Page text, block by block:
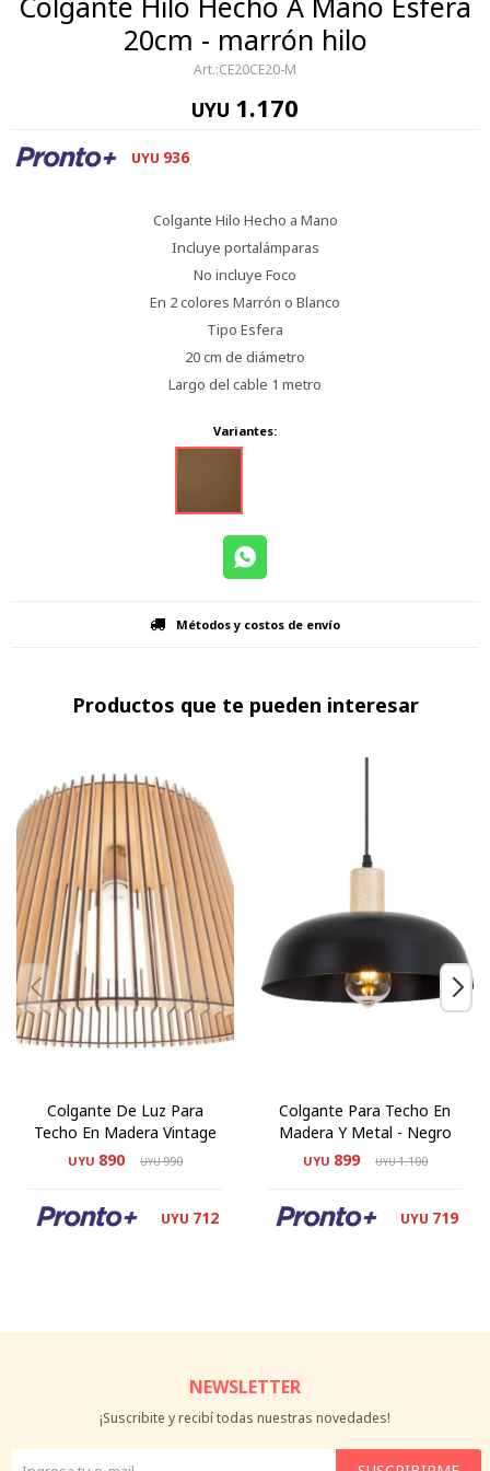
20cm - marrón hilo
CE20CE20-M
UYU 1.170
UYU 936
Colgante Hilo Hecho a Mano
Incluye portalámparas
No incluye Foco
En 2 colores Marrón o Blanco
Tipo Esfera
20 cm de diámetro
Largo del cable 1 metro
Variantes:
Métodos y costos de envío
Productos que te pueden interesar
Colgante De Luz Para
Techo En Madera Vintage
UYU 890 UYU990
UYU 712
Colgante Para Techo En
Madera Y Metal - Negro
UYU 899 UYU1.100
UYU 719
NEWSLETTER
¡Suscribite y recibí todas nuestras novedades!